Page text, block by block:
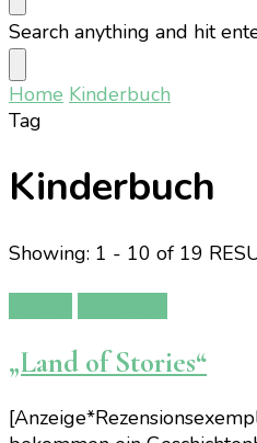
Looking
for
Something?
Search anything and hit
Home Kinderbuch
Tag
Kinderbuch
Showing: 1 - 10 of 19
„Land of Stories“